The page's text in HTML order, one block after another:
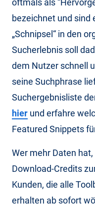
oftmals als
bezeichnet und sind
„Schnipsel“ in den
Sucherlebnis soll
dem Nutzer schnell
seine Suchphrase
Suchergebnisliste
hier und erfahre
Featured Snippets
Wer mehr Daten
Download-Credits
Kunden, die alle
erhalten ab sofort